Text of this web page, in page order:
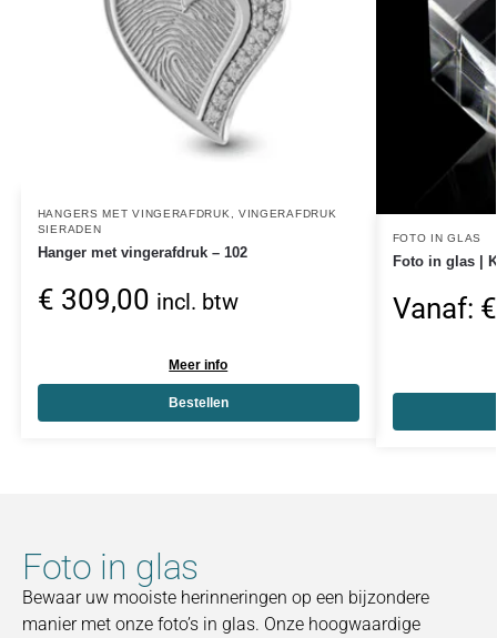
HANGERS MET VINGERAFDRUK
VINGERAFDRUK
SIERADEN
Hanger met vingerafdruk – 102
€ 309,00 incl. btw
Meer info
Bestellen
FOTO IN GLAS
Foto in glas |
Vanaf: €
Foto in glas
Bewaar uw mooiste herinneringen op een bijzondere
manier met onze foto’s in glas. Onze hoogwaardige